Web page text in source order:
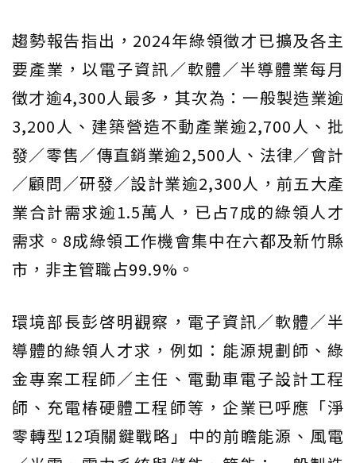
趨勢報告指出，2024年綠領徵才已擴及各主
要產業，以電子資訊／軟體／半導體業每月
徵才逾4,300人最多，其次為：一般製造業逾
3,200人、建築營造不動產業逾2,700人、批
發／零售／傳直銷業逾2,500人、法律／會計
／顧問／研發／設計業逾2,300人，前五大產
業合計需求逾1.5萬人，已占7成的綠領人才
需求。8成綠領工作機會集中在六都及新竹縣
市，非主管職占99.9%。
環境部長彭啓明觀察，電子資訊／軟體／半
導體的綠領人才求，例如：能源規劃師、綠
金專案工程師／主任、電動車電子設計工程
師、充電椿硬體工程師等，企業已呼應「淨
零轉型12項關鍵戰略」中的前瞻能源、風電